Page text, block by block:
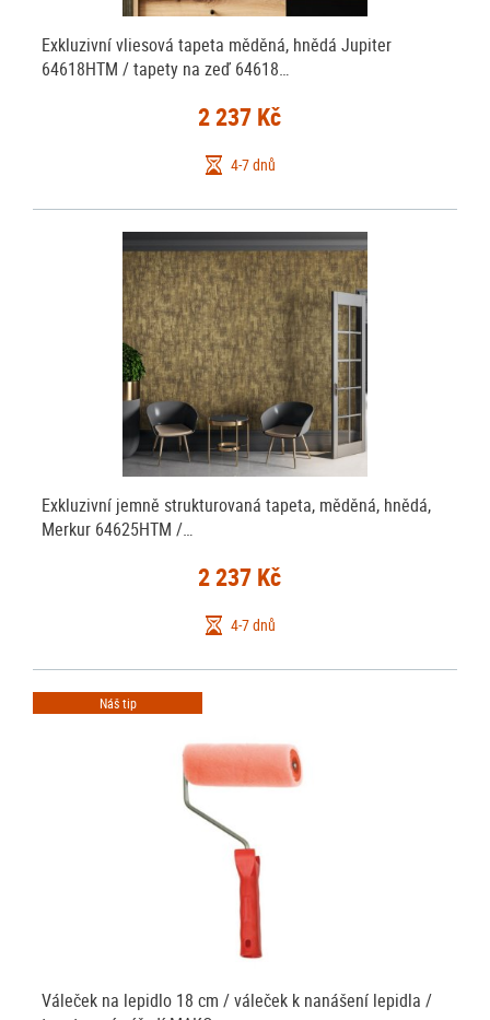
Exkluzivní vliesová tapeta měděná, hnědá Jupiter
64618HTM / tapety na zeď 64618…
2 237 Kč
4-7 dnů
Exkluzivní jemně strukturovaná tapeta, měděná, hnědá,
Merkur 64625HTM /…
2 237 Kč
4-7 dnů
Náš tip
Váleček na lepidlo 18 cm / váleček k nanášení lepidla /